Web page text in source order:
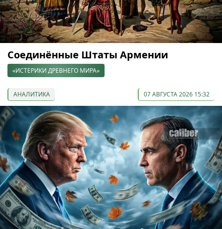
Соединённые Штаты Армении
«ИСТЕРИКИ ДРЕВНЕГО МИРА»
АНАЛИТИКА 07 АВГУСТА 2026 15:32